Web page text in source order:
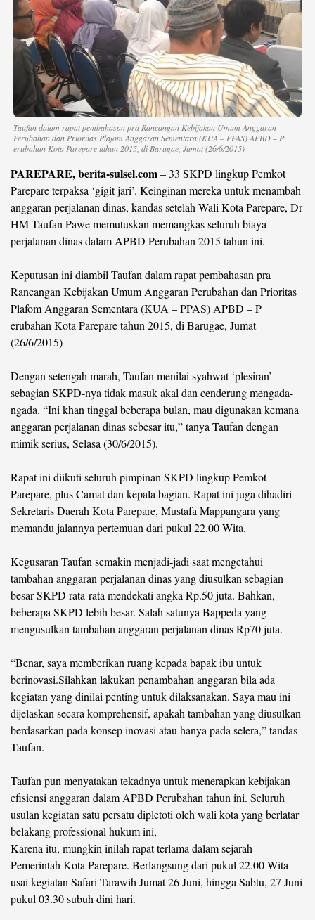
Taufan dalam rapat pembahasan pra Rancangan Kebijakan Umum Anggaran
Perubahan dan Prioritas Plafom Anggaran Sementara (KUA – PPAS) APBD – P
erubahan Kota Parepare tahun 2015, di Barugae, Jumat (26/6/2015)
PAREPARE, berita-sulsel.com– 33 SKPD lingkup Pemkot
Parepare terpaksa ‘gigit jari’. Keinginan mereka untuk menambah
anggaran perjalanan dinas, kandas setelah Wali Kota Parepare, Dr
HM Taufan Pawe memutuskan memangkas seluruh biaya
perjalanan dinas dalam APBD Perubahan 2015 tahun ini.
Keputusan ini diambil Taufan dalam rapat pembahasan pra
Rancangan Kebijakan Umum Anggaran Perubahan dan Prioritas
Plafom Anggaran Sementara (KUA – PPAS) APBD – P
erubahan Kota Parepare tahun 2015, di Barugae, Jumat
(26/6/2015)
Dengan setengah marah, Taufan menilai syahwat ‘plesiran’
sebagian SKPD-nya tidak masuk akal dan cenderung mengada-
ngada. “Ini khan tinggal beberapa bulan, mau digunakan kemana
anggaran perjalanan dinas sebesar itu,” tanya Taufan dengan
mimik serius, Selasa (30/6/2015).
Rapat ini diikuti seluruh pimpinan SKPD lingkup Pemkot
Parepare, plus Camat dan kepala bagian. Rapat ini juga dihadiri
Sekretaris Daerah Kota Parepare, Mustafa Mappangara yang
memandu jalannya pertemuan dari pukul 22.00 Wita.
Kegusaran Taufan semakin menjadi-jadi saat mengetahui
tambahan anggaran perjalanan dinas yang diusulkan sebagian
besar SKPD rata-rata mendekati angka Rp.50 juta. Bahkan,
beberapa SKPD lebih besar. Salah satunya Bappeda yang
mengusulkan tambahan anggaran perjalanan dinas Rp70 juta.
“Benar, saya memberikan ruang kepada bapak ibu untuk
berinovasi.Silahkan lakukan penambahan anggaran bila ada
kegiatan yang dinilai penting untuk dilaksanakan. Saya mau ini
dijelaskan secara komprehensif, apakah tambahan yang diusulkan
berdasarkan pada konsep inovasi atau hanya pada selera,” tandas
Taufan.
Taufan pun menyatakan tekadnya untuk menerapkan kebijakan
efisiensi anggaran dalam APBD Perubahan tahun ini. Seluruh
usulan kegiatan satu persatu dipletoti oleh wali kota yang berlatar
belakang professional hukum ini,
Karena itu, mungkin inilah rapat terlama dalam sejarah
Pemerintah Kota Parepare. Berlangsung dari pukul 22.00 Wita
usai kegiatan Safari Tarawih Jumat 26 Juni, hingga Sabtu, 27 Juni
pukul 03.30 subuh dini hari.